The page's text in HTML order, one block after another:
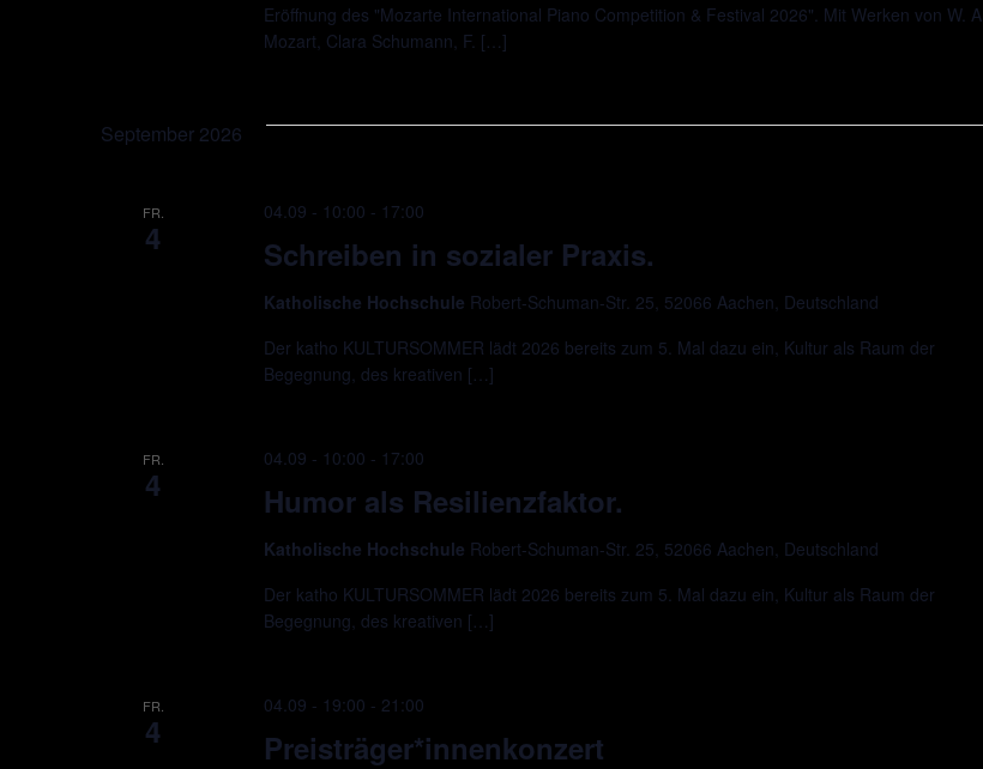
Eröffnung des "Mozarte International Piano Competition & Festival 2026". Mit Werken von W. A.
Mozart, Clara Schumann, F. […]
September 2026
FR.
4 Schreiben in sozialer Praxis.
04.09 - 10:00 - 17:00
Katholische Hochschule Robert-Schuman-Str. 25, 52066 Aachen, Deutschland
Der katho KULTURSOMMER lädt 2026 bereits zum 5. Mal dazu ein, Kultur als Raum der
Begegnung, des kreativen […]
FR.
4 Humor als Resilienzfaktor.
04.09 - 10:00 - 17:00
Katholische Hochschule Robert-Schuman-Str. 25, 52066 Aachen, Deutschland
Der katho KULTURSOMMER lädt 2026 bereits zum 5. Mal dazu ein, Kultur als Raum der
Begegnung, des kreativen […]
FR.
4 Preisträger*innenkonzert
04.09 - 19:00 - 21:00